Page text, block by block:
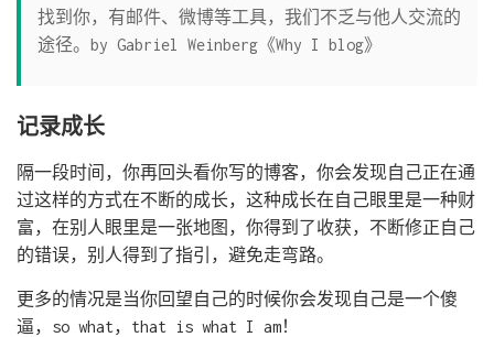
找到你，有邮件、微博等工具，我们不乏与他人交流的
途径。by Gabriel Weinberg《Why I blog》
记录成长
隔一段时间，你再回头看你写的博客，你会发现自己正在通
过这样的方式在不断的成长，这种成长在自己眼里是一种财
富，在别人眼里是一张地图，你得到了收获，不断修正自己
的错误，别人得到了指引，避免走弯路。
更多的情况是当你回望自己的时候你会发现自己是一个傻
逼，so what，that is what I am！